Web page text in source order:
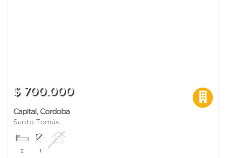
$ 700.000
Capital, Cordoba
Santo Tomás
2 1